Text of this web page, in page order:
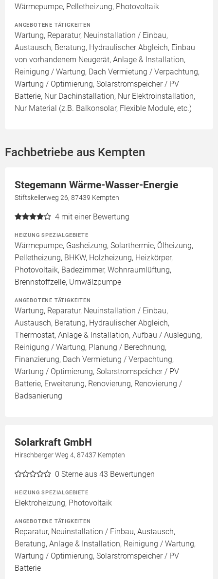
Wärmepumpe, Pelletheizung, Photovoltaik
ANGEBOTENE TÄTIGKEITEN
Wartung, Reparatur, Neuinstallation / Einbau,
Austausch, Beratung, Hydraulischer Abgleich, Einbau
von vorhandenem Neugerät, Anlage & Installation,
Reinigung / Wartung, Dach Vermietung / Verpachtung,
Wartung / Optimierung, Solarstromspeicher / PV
Batterie, Nur Dachinstallation, Nur Elektroinstallation,
Nur Material (z.B. Balkonsolar, Flexible Module, etc.)
Fachbetriebe aus Kempten
Stegemann Wärme-Wasser-Energie
Stiftskellerweg 26, 87439 Kempten
4 mit einer Bewertung
HEIZUNG SPEZIALGEBIETE
Wärmepumpe, Gasheizung, Solarthermie, Ölheizung,
Pelletheizung, BHKW, Holzheizung, Heizkörper,
Photovoltaik, Badezimmer, Wohnraumlüftung,
Brennstoffzelle, Umwälzpumpe
ANGEBOTENE TÄTIGKEITEN
Wartung, Reparatur, Neuinstallation / Einbau,
Austausch, Beratung, Hydraulischer Abgleich,
Thermostat, Anlage & Installation, Aufbau / Auslegung,
Reinigung / Wartung, Planung / Berechnung,
Finanzierung, Dach Vermietung / Verpachtung,
Wartung / Optimierung, Solarstromspeicher / PV
Batterie, Erweiterung, Renovierung, Renovierung /
Badsanierung
Solarkraft GmbH
Hirschberger Weg 4, 87437 Kempten
0 Sterne aus 43 Bewertungen
HEIZUNG SPEZIALGEBIETE
Elektroheizung, Photovoltaik
ANGEBOTENE TÄTIGKEITEN
Reparatur, Neuinstallation / Einbau, Austausch,
Beratung, Anlage & Installation, Reinigung / Wartung,
Wartung / Optimierung, Solarstromspeicher / PV
Batterie